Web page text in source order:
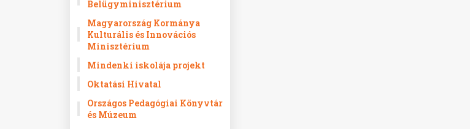
Belügyminisztérium
Magyarország Kormánya
Kulturális és Innovációs
Minisztérium
Mindenki iskolája projekt
Oktatási Hivatal
Országos Pedagógiai Könyvtár
és Múzeum